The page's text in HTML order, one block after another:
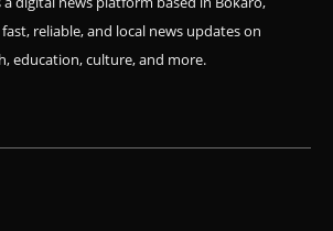
reliable, and local news updates on
education, culture, and more.